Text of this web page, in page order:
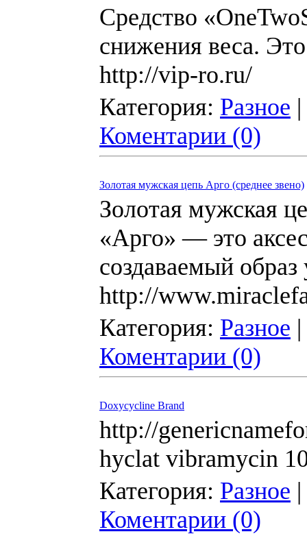
Средство
снижения веса.
http://vip-ro.ru/
Категория: Разное
Коментарии (0)
Золотая мужская цепь Арго (среднее звено)
Золотая мужская
«Арго» — это
создаваемый
http://
Категория: Разное
Коментарии (0)
Doxycycline Brand
http://
hyclat vibramycin
Категория: Разное
Коментарии (0)